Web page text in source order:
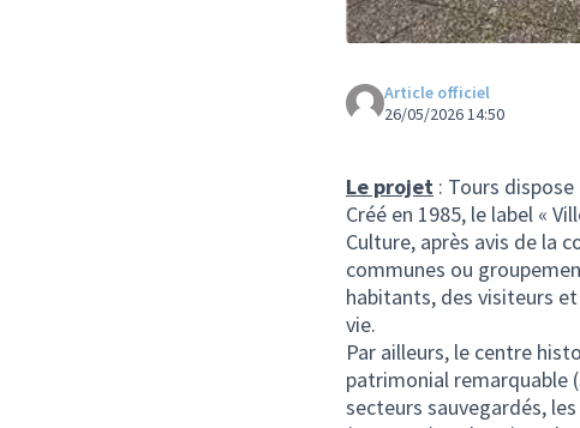
Article officiel
26/05/2026 14:50
Le projet : Tours
Créé en 1985, le label «
Culture, après avis de la
communes ou
habitants, des visiteurs
vie.
Par ailleurs, le centre
patrimonial remarquable
secteurs sauvegardés,